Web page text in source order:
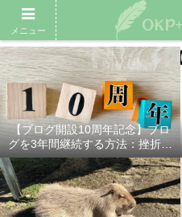
雑記ブログ プロフィール
【ブログ開設10周年記念】ブロ
グを3年間継続する方法：挫折し
ないための7つの秘訣
メニュー